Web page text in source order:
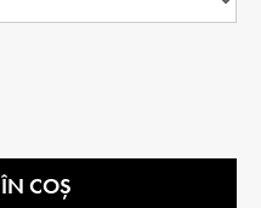
COȘ